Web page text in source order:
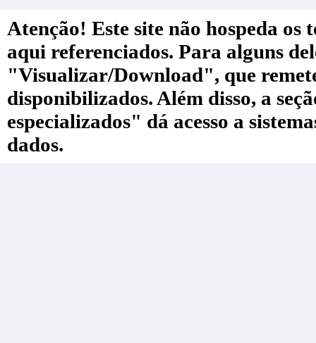
Atenção! Este site não hospeda
aqui referenciados. Para alguns
"Visualizar/Download", que
disponibilizados. Além disso, a
especializados" dá acesso a
dados.